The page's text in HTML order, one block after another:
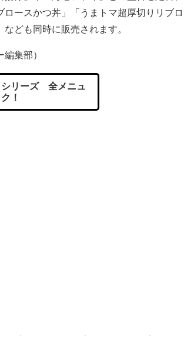
ロースかつ丼」「うまトマ超厚切りリブロ
なども同時に販売されます。
編集部）
シリーズ 全メニュ
！